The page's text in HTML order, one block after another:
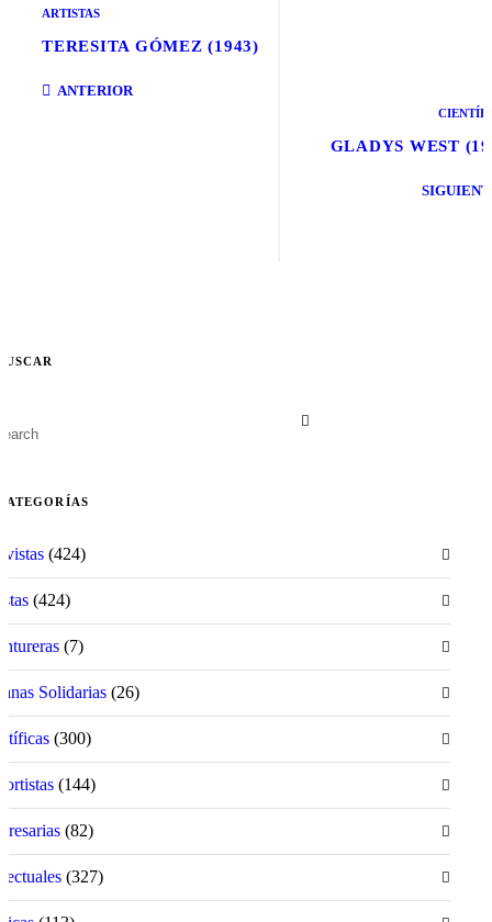
ARTISTAS
TERESITA GÓMEZ (1943)
ANTERIOR
GLADYS WEST
(424)
(424)
(7)
Solidarias (26)
(300)
(144)
(82)
(327)